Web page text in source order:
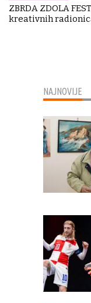
ZBRDA ZDOLA
kreativnih
NAJNOVIJE